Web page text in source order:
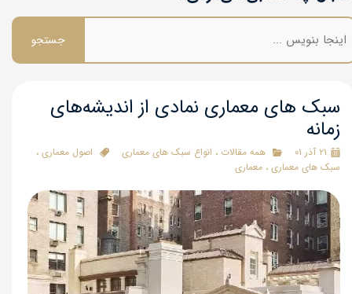
جستجو
سبک های معماری نمادی از اندیشه‌های
زمانه
۲۱ آذر ۰۱ همه مقالات ، انواع سبک های معماری اصول معماری ،
سبک های معماری ، معماری